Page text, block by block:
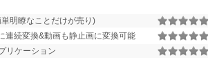
明瞭なことだけが売り)
連続変換&動画も静止画に変換可能
リケーション